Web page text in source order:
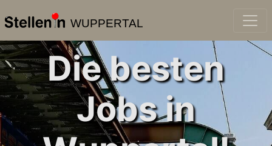
WUPPERTAL
Die besten
Jobs in